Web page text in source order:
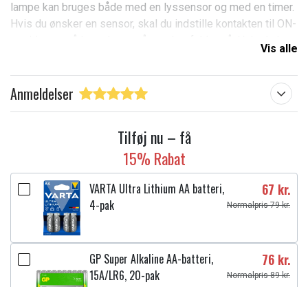
lampe kan bruges både med en lyssensor og med en timer.
Hvis du ønsker en sensor, skal du indstille kontakten til ON-
stedet indstiller kontakten til timeren, lyser lyset i 6 timer,
slukker derefter i 18 timer og lyser igen den næste dag.
Bredde/længde (cm):10,00
Højde (cm):27,50
Dybde (cm):10,00
Anvendelsesområde:Udendørs
Lyskilder:1
Vis alle
Anmeldelser
Tilføj nu – få
15% Rabat
VARTA Ultra Lithium AA batteri,
4-pak
67 kr.
Normalpris 79 kr.
GP Super Alkaline AA-batteri,
15A/LR6, 20-pak
76 kr.
Normalpris 89 kr.